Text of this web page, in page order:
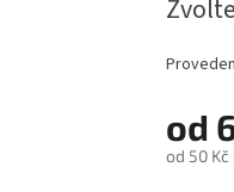
od
od 50 Kč